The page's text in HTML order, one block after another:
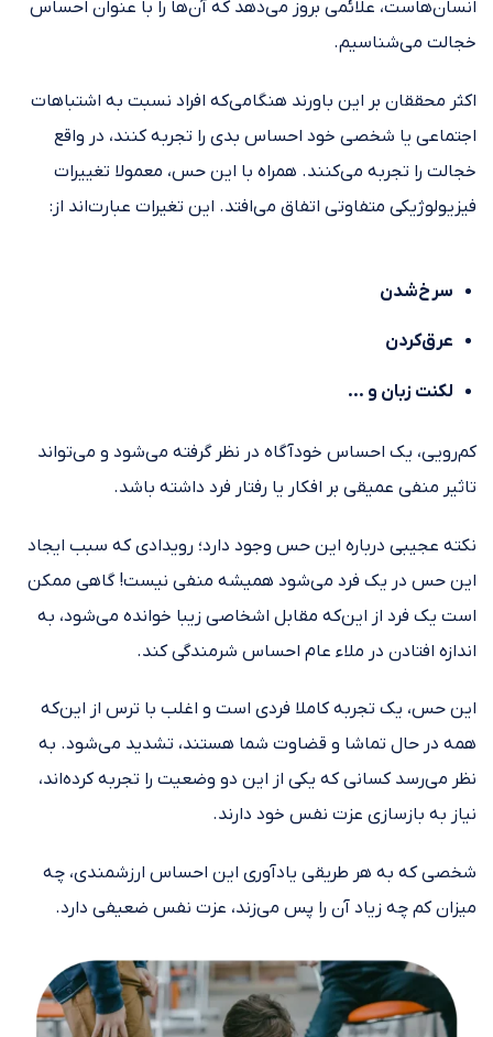
انسان‌هاست، علائمی بروز می‌دهد که آن‌ها را با عنوان احساس
خجالت می‌شناسیم.
اکثر محققان بر این باورند هنگامی‌که افراد نسبت به اشتباهات
اجتماعی یا شخصی خود احساس بدی را تجربه کنند، در واقع
خجالت را تجربه می‌کنند. همراه با این حس، معمولا تغییرات
فیزیولوژیکی متفاوتی اتفاق می‌افتد. این تغیرات عبارت‌اند از:
سرخ‌شدن
عرق‌کردن
لکنت زبان و …
کم‌رویی، یک احساس خودآگاه در نظر گرفته می‌شود و می‌تواند
تاثیر منفی عمیقی بر افکار یا رفتار فرد داشته باشد.
نکته عجیبی درباره این حس وجود دارد؛ رویدادی که سبب ایجاد
این حس در یک فرد می‌شود همیشه منفی نیست! گاهی ممکن
است یک فرد از این‌که مقابل اشخاصی زیبا خوانده می‌شود، به
اندازه افتادن در ملاء عام احساس شرمندگی کند.
این حس، یک تجربه کاملا فردی است و اغلب با ترس از این‌که
همه در حال تماشا و قضاوت شما هستند، تشدید می‌شود. به
نظر می‌رسد کسانی که یکی از این دو وضعیت را تجربه کرده‌اند،
نیاز به بازسازی عزت نفس خود دارند.
شخصی که به هر طریقی یادآوری این احساس ارزشمندی، چه
میزان کم چه زیاد آن را پس می‌زند، عزت نفس ضعیفی دارد.